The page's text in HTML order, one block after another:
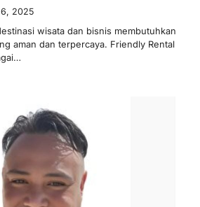
2025
wisata dan bisnis membutuhkan
aman dan terpercaya. Friendly Rental